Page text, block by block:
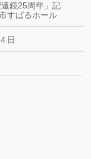
鏡25周年」記
すばるホール
日